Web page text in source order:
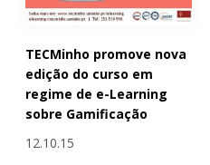
TECMinho promove nova
edição do curso em
regime de e-Learning
sobre Gamificação
12.10.15